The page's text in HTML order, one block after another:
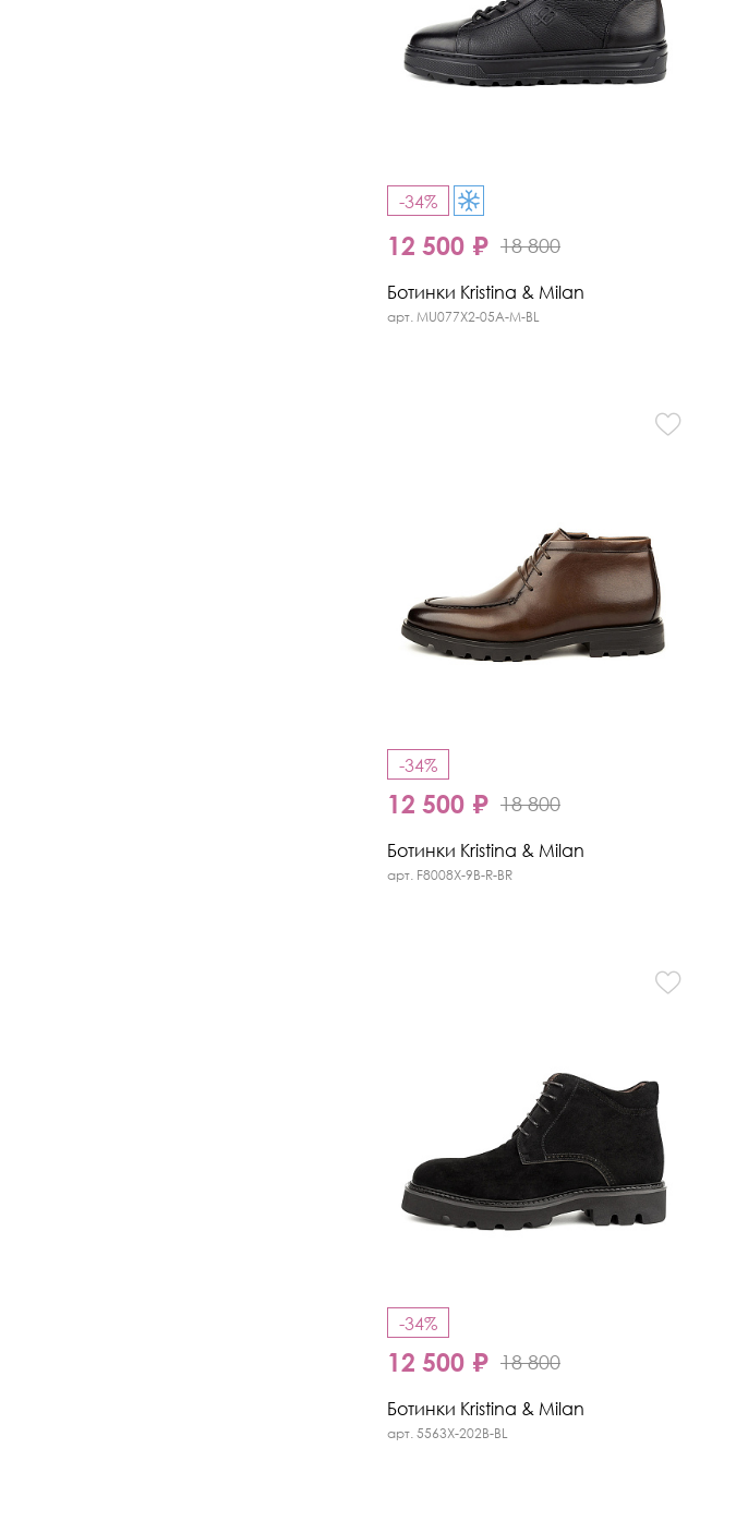
-34%
12 500 ₽ 18 800
Ботинки Kristina & Milan
арт. MU077X2-05A-M-BL
-34%
12 500 ₽ 18 800
Ботинки Kristina & Milan
арт. F8008X-9B-R-BR
-34%
12 500 ₽ 18 800
Ботинки Kristina & Milan
арт. 5563X-202B-BL